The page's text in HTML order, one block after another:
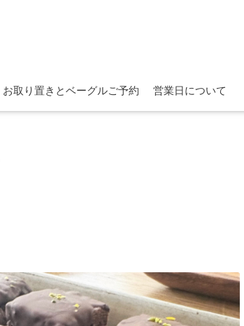
お取り置きとベーグルご予約 営業日について